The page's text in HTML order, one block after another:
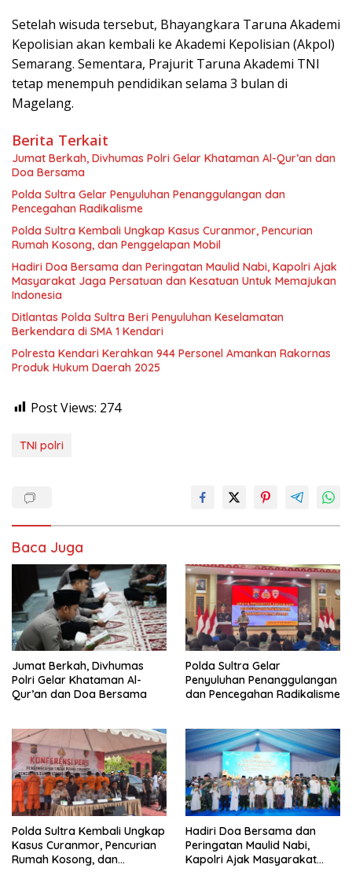
Setelah wisuda tersebut, Bhayangkara Taruna Akademi
Kepolisian akan kembali ke Akademi Kepolisian (Akpol)
Semarang. Sementara, Prajurit Taruna Akademi TNI
tetap menempuh pendidikan selama 3 bulan di
Magelang.
Berita Terkait
Jumat Berkah, Divhumas Polri Gelar Khataman Al-Qur’an dan
Doa Bersama
Polda Sultra Gelar Penyuluhan Penanggulangan dan
Pencegahan Radikalisme
Polda Sultra Kembali Ungkap Kasus Curanmor, Pencurian
Rumah Kosong, dan Penggelapan Mobil
Hadiri Doa Bersama dan Peringatan Maulid Nabi, Kapolri Ajak
Masyarakat Jaga Persatuan dan Kesatuan Untuk Memajukan
Indonesia
Ditlantas Polda Sultra Beri Penyuluhan Keselamatan
Berkendara di SMA 1 Kendari
Polresta Kendari Kerahkan 944 Personel Amankan Rakornas
Produk Hukum Daerah 2025
Post Views: 274
TNI polri
Baca Juga
Jumat Berkah, Divhumas
Polri Gelar Khataman Al-
Qur’an dan Doa Bersama
Polda Sultra Gelar
Penyuluhan Penanggulangan
dan Pencegahan Radikalisme
Polda Sultra Kembali Ungkap
Kasus Curanmor, Pencurian
Rumah Kosong, dan
Hadiri Doa Bersama dan
Peringatan Maulid Nabi,
Kapolri Ajak Masyarakat